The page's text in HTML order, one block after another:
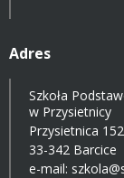
Adres
Szkoła
w Przysietnicy
Przysietnica 152
33-342 Barcice
e-mail: